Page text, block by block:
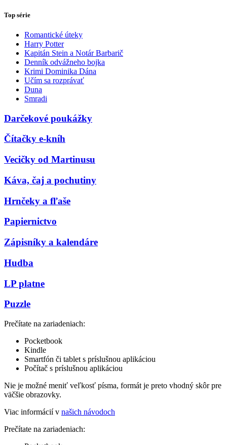
Top série
Romantické úteky
Harry Potter
Kapitán Stein a Notár Barbarič
Denník odvážneho bojka
Krimi Dominika Dána
Učím sa rozprávať
Duna
Smradi
Darčekové poukážky
Čítačky e-kníh
Vecičky od Martinusu
Káva, čaj a pochutiny
Hrnčeky a fľaše
Papiernictvo
Zápisníky a kalendáre
Hudba
LP platne
Puzzle
Prečítate na zariadeniach:
Pocketbook
Kindle
Smartfón či tablet s príslušnou aplikáciou
Počítač s príslušnou aplikáciou
Nie je možné meniť veľkosť písma, formát je preto vhodný skôr pre
väčšie obrazovky.
Viac informácií v našich návodoch
Prečítate na zariadeniach: